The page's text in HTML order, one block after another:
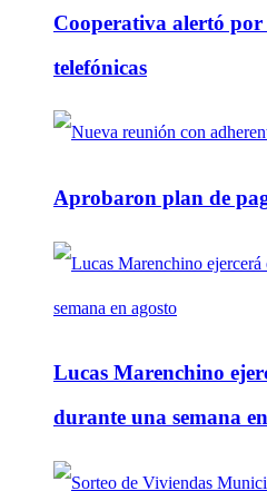
Cooperativa alertó por
telefónicas
Aprobaron plan de
Lucas Marenchino
durante una semana